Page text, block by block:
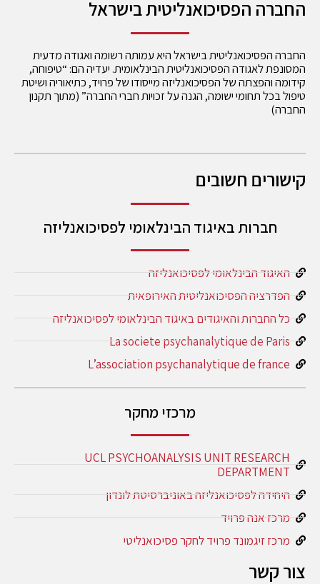
החברה הפסיכואנליטית בישראל
החברה הפסיכואנליטית בישראל היא עמותה רשומה ואגודה מדעית
המסונפת לאגודה הפסיכואנליטית הבינלאומית. יעדיה הם: “טיפוחה,
קידומה והפצתה של הפסיכואנליזה מייסודו של פרויד, כתיאוריה ושיטת
טיפול בכל תחומי ישומה, הגנה על זכויות חברי החברה” (מתוך תקנון
החברה)
קישורים חשובים
חברות באיגוד הבינלאומי לפסיכואנליזה
האיגוד הבינלאומי לפסיכואנליזה
הפדרציה הפסיכואנליטית האירופאית
כל החברות והאיגודים באיגוד הבינלאומי לפסיכואנליזה
La societe psychanalytique de Paris
L’association psychanalytique de france
מרכזי מחקר
UCL PSYCHOANALYSIS UNIT RESEARCH
DEPARTMENT
היחידה לפסיכואנליזה באוניברסיטת לונדון
מרכז אנה פרויד
מרכז זיגמונד פרויד לחקר פסיכואנליטי
צור קשר